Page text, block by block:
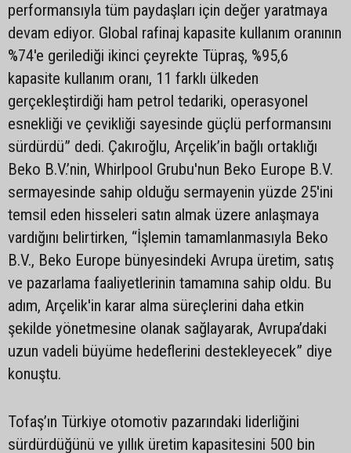
performansıyla tüm paydaşları için değer yaratmaya
devam ediyor. Global rafinaj kapasite kullanım oranının
%74'e gerilediği ikinci çeyrekte Tüpraş, %95,6
kapasite kullanım oranı, 11 farklı ülkeden
gerçekleştirdiği ham petrol tedariki, operasyonel
esnekliği ve çevikliği sayesinde güçlü performansını
sürdürdü” dedi. Çakıroğlu, Arçelik’in bağlı ortaklığı
Beko B.V.’nin, Whirlpool Grubu'nun Beko Europe B.V.
sermayesinde sahip olduğu sermayenin yüzde 25'ini
temsil eden hisseleri satın almak üzere anlaşmaya
vardığını belirtirken, “İşlemin tamamlanmasıyla Beko
B.V., Beko Europe bünyesindeki Avrupa üretim, satış
ve pazarlama faaliyetlerinin tamamına sahip oldu. Bu
adım, Arçelik'in karar alma süreçlerini daha etkin
şekilde yönetmesine olanak sağlayarak, Avrupa’daki
uzun vadeli büyüme hedeflerini destekleyecek” diye
konuştu.
Tofaş’ın Türkiye otomotiv pazarındaki liderliğini
sürdürdüğünü ve yıllık üretim kapasitesini 500 bin